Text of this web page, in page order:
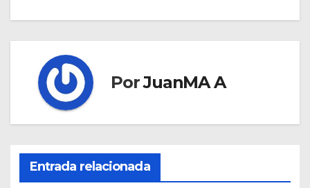
PorJuanMA A
Entrada relacionada